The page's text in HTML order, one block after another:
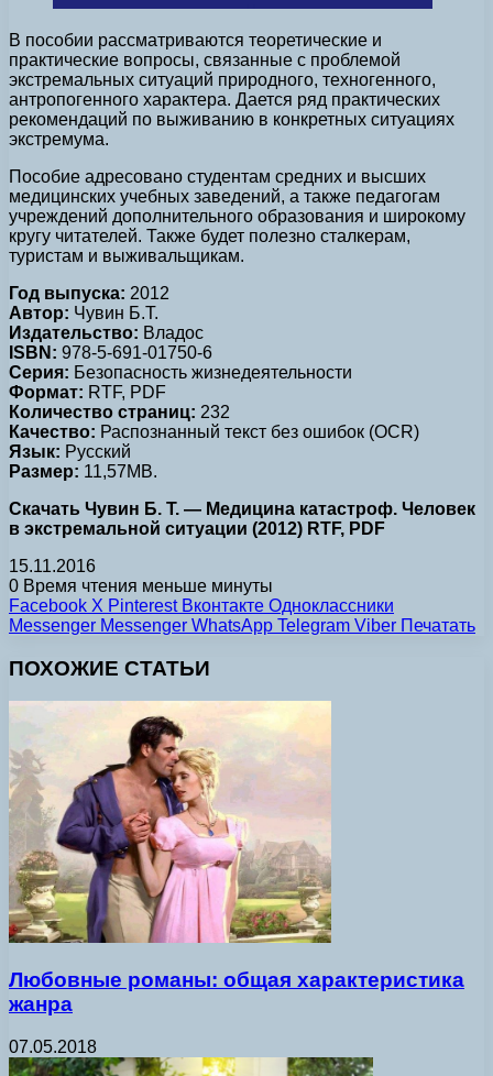
В пособии рассматриваются теоретические и
практические вопросы, связанные с проблемой
экстремальных ситуаций природного, техногенного,
антропогенного характера. Дается ряд практических
рекомендаций по выживанию в конкретных ситуациях
экстремума.
Пособие адресовано студентам средних и высших
медицинских учебных заведений, а также педагогам
учреждений дополнительного образования и широкому
кругу читателей. Также будет полезно сталкерам,
туристам и выживальщикам.
Год выпуска: 2012
Автор: Чувин Б.Т.
Издательство: Владос
ISBN: 978-5-691-01750-6
Серия: Безопасность жизнедеятельности
Формат: RTF, PDF
Количество страниц: 232
Качество: Распознанный текст без ошибок (OCR)
Язык: Русский
Размер: 11,57МВ.
Скачать Чувин Б. Т. — Медицина катастроф. Человек
в экстремальной ситуации (2012) RTF, PDF
15.11.2016
0 Время чтения меньше минуты
Facebook X Pinterest Вконтакте Одноклассники
Messenger Messenger WhatsApp Telegram Viber Печатать
ПОХОЖИЕ СТАТЬИ
Любовные романы: общая характеристика
жанра
07.05.2018